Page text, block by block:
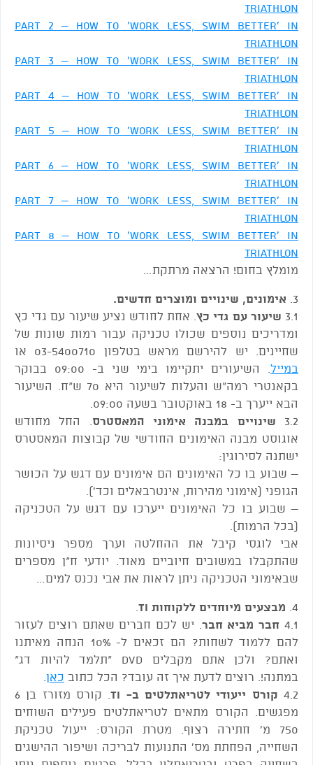
Triathlon
Part 2 – How to 'Work Less, Swim Better' in
Triathlon
Part 3 – How to 'Work Less, Swim Better' in
Triathlon
Part 4 – How to 'Work Less, Swim Better' in
Triathlon
Part 5 – How to 'Work Less, Swim Better' in
Triathlon
Part 6 – How to 'Work Less, Swim Better' in
Triathlon
Part 7 – How to 'Work Less, Swim Better' in
Triathlon
Part 8 – How to 'Work Less, Swim Better' in
Triathlon
מומלץ בחום! הרצאה מרתקת…
3. אימונים, שינויים ומוצרים חדשים.
3.1 שיעור עם גדי כץ. אחת לחודש נציע שיעור עם גדי כץ
ומדריכים נוספים שכולו טכניקה עבור רמות שונות של
שחיינים. יש להירשם מראש בטלפון 03-5400710 או
במייל
. השיעורים יתקיימו בימי שני ב- 09:00 בבוקר
בקאנטרי רמה"ש והעלות לשיעור היא 70 ש"ח. השיעור
הבא ייערך ב- 18 באוקטובר בשעה 09:00.
3.2
שינויים במבנה אימוני המאסטרס. החל מחודש
אוגוסט מבנה האימונים החודשי של קבוצות המאסטרס
ישתנה לסירוגין:
– שבוע בו כל האימונים הם אימונים עם דגש על הכושר
הגופני (אימוני מהירות, אינטרבאלים וכד').
– שבוע בו כל האימונים ייערכו עם דגש על הטכניקה
(בכל הרמות).
אבי לוגסי קיבל את ההחלטה וערך מספר ניסיונות
שהתקבלו במשובים חיוביים מאוד. יודעי ח"ן מספרים
שבאימוני הטכניקה ניתן לראות את אבי נכנס למים…
4. מבצעים מיוחדים ללקוחות TI
.
4.1 חבר מביא חבר. יש לכם חברים שאתם רוצים לעזור
להם ללמוד לשחות? הם זכאים ל- 10% הנחה מאיתנו
ואתם? ולכן אתם מקבלים DVD "תלמד להיות דג"
במתנה!. רוצים לדעת איך זה עובד? הכל כתוב כאן.
4.2 קורס ייעודי לטריאתלטים ב- TI
. קורס מזורז בן 6
מפגשים. הקורס מתאים לטריאתלטים פעילים השוחים
750 מ' חתירה רצוף. מטרת הקורס: ייעול טכניקת
השחייה, הפחתת מס' התנועות לבריכה ושיפור ההישגים